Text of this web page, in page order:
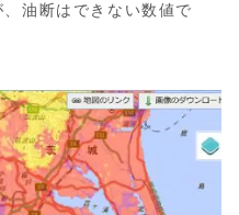
油断はできない数値で